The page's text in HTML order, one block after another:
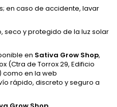
en caso de accidente, lavar
seco y protegido de la luz solar
en Sativa Grow Shop,
(Ctra de Torrox 29, Edificio
como en la web
rápido, discreto y seguro a